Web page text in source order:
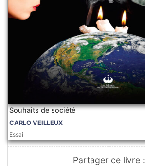
Souhaits de société
CARLO VEILLEUX
Essai
Partager ce livre :